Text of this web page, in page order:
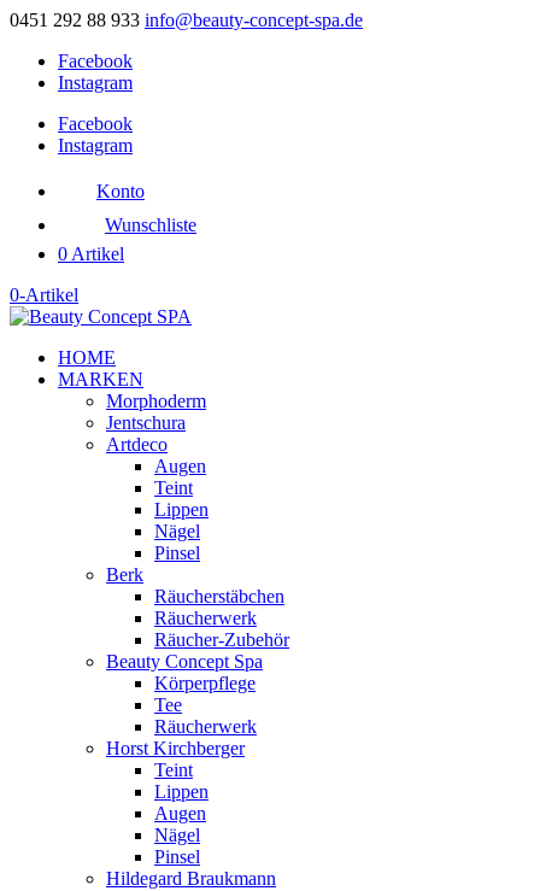
0451 292 88 933 info@beauty-concept-spa.de
Facebook
Instagram
Facebook
Instagram
Konto
Wunschliste
0 Artikel
0-Artikel
HOME
MARKEN
Morphoderm
Jentschura
Artdeco
Augen
Teint
Lippen
Nägel
Pinsel
Berk
Räucherstäbchen
Räucherwerk
Räucher-Zubehör
Beauty Concept Spa
Körperpflege
Tee
Räucherwerk
Horst Kirchberger
Teint
Lippen
Augen
Nägel
Pinsel
Hildegard Braukmann